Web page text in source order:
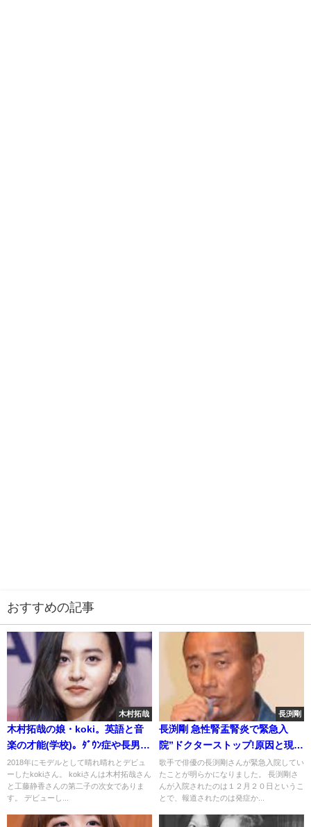
おすすめの記事
木村拓哉
木村拓哉の娘・koki。英語と音
楽の才能(学校)。ﾀﾞｳﾝ症や長男の
噂
2018年にモデルとして晴れ晴れとデビュ
ーしたkokiさん。 kokiさんは木村拓哉さん
と工藤静香さんの第二子の次女でありま
す。 デビューし...
長渕剛
長渕剛 急性腎盂腎炎で緊急入
院”ドクターストップ!原因と現在
の容態
歌手で俳優の長渕剛さんが緊急入院してい
たことが明らかになりました。 長渕剛さ
んが入院されたのは１２月２０日というこ
とで、報道されたのは発症か...